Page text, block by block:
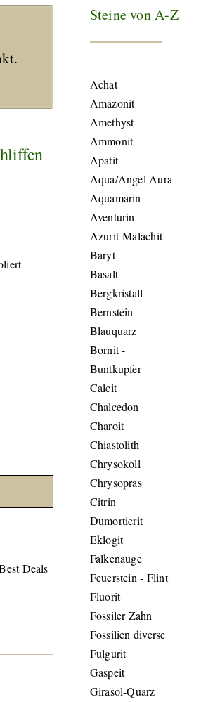
Deals
Steine von A-Z
Achat
Amazonit
Amethyst
Ammonit
Apatit
Aqua/Angel Aura
Aquamarin
Aventurin
Azurit-Malachit
Baryt
Basalt
Bergkristall
Bernstein
Blauquarz
Bornit -
Buntkupfer
Calcit
Chalcedon
Charoit
Chiastolith
Chrysokoll
Chrysopras
Citrin
Dumortierit
Eklogit
Falkenauge
Feuerstein - Flint
Fluorit
Fossiler Zahn
Fossilien diverse
Fulgurit
Gaspeit
Girasol-Quarz